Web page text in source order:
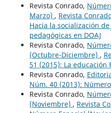
Revista Conrado,
Marzo) , Revista
Hacia la socialización
pedagógicas en DOAJ
Revista Conrado,
(Octubre-Diciembre) ,
51 (2015): La
Revista Conrado,
Núm. 40 (2013):
Revista Conrado,
(Noviembre) , Revista